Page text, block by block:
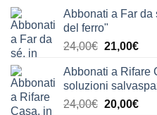
Abbonati a Far da
del ferro"
24,00€ Il
originale
era:
24,00€.
21,00€Il
è:
Abbonati a Rifare
soluzioni
24,00€ Il
20,00€Il